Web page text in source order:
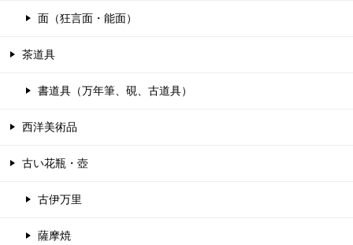
面（狂言面・能面）
茶道具
書道具（万年筆、硯、古道具）
西洋美術品
古い花瓶・壺
古伊万里
薩摩焼